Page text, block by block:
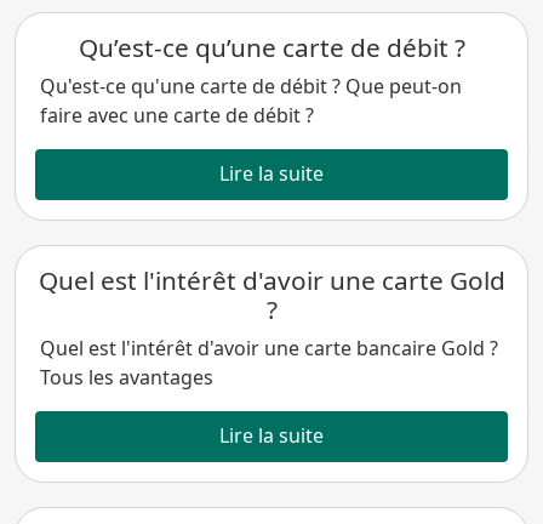
Qu’est-ce qu’une carte de débit ?
Qu'est-ce qu'une carte de débit ? Que peut-on
faire avec une carte de débit ?
Lire la suite
Quel est l'intérêt d'avoir une carte Gold
?
Quel est l'intérêt d'avoir une carte bancaire Gold ?
Tous les avantages
Lire la suite